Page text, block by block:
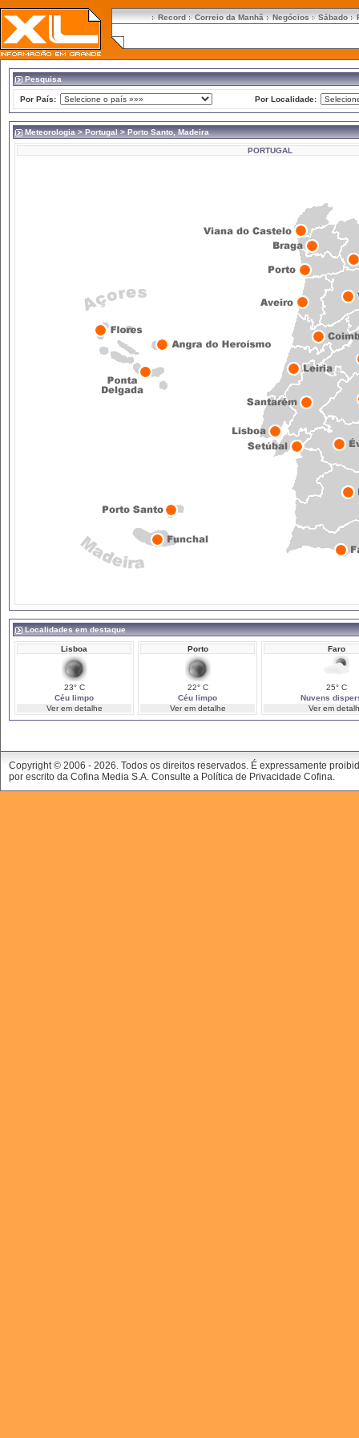
Record Correio da Manhã Negócios Sábado
Pesquisa
Por País: Por Localidade:
Meteorologia>Portugal> Porto Santo, Madeira
PORTUGAL
Localidades em destaque
Lisboa
23° C
Céu limpo
Ver em detalhe
Porto
22° C
Céu limpo
Ver em detalhe
Faro
25° C
Nuvens
Ver em
Copyright © 2006 - 2026. Todos os direitos reservados. É expressamente
por escrito da Cofina Media S.A. Consulte a Política de Privacidade Cofina.